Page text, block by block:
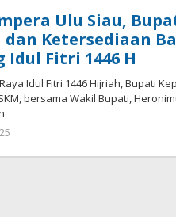
Ulu Siau,
Ketersediaan
Idul Fitri 1446 H
Idul Fitri 1446 Hijriah, Bupati
bersama Wakil Bupati,